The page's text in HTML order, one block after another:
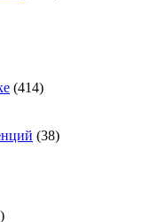
(414)
(38)